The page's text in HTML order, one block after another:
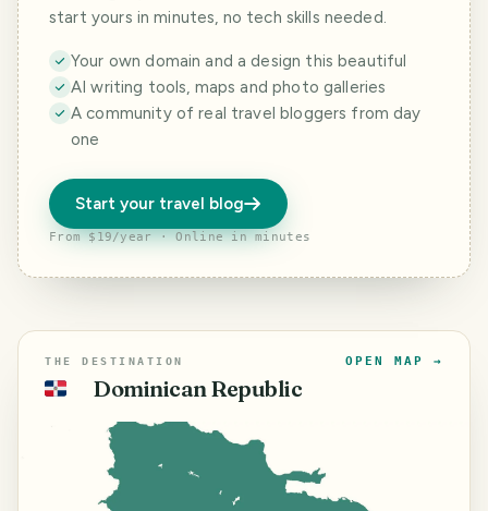
start yours in minutes, no tech skills needed.
Your own domain and a design this beautiful
AI writing tools, maps and photo galleries
A community of real travel bloggers from day
one
Start your travel blog
From $19/year · Online in minutes
THE DESTINATION
🇩🇴 Dominican Republic
OPEN MAP →